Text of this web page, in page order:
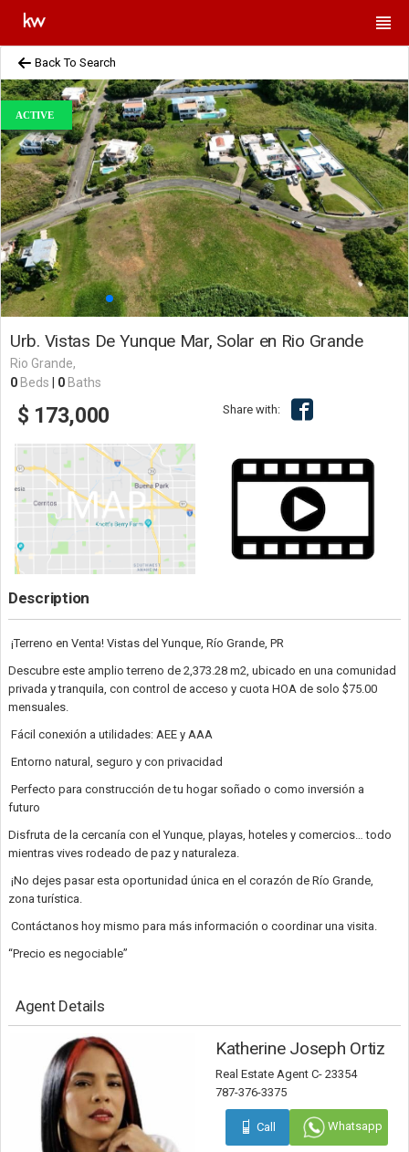
Back To Search
ACTIVE
Urb. Vistas De Yunque Mar, Solar en Rio Grande
Rio Grande,
0 Beds 0 Baths
$ 173,000 Share with:
Description
¡Terreno en Venta! Vistas del Yunque, Río Grande, PR
Descubre este amplio terreno de 2,373.28 m2, ubicado en una comunidad
privada y tranquila, con control de acceso y cuota HOA de solo $75.00
mensuales.
Fácil conexión a utilidades: AEE y AAA
Entorno natural, seguro y con privacidad
Perfecto para construcción de tu hogar soñado o como inversión a
futuro
Disfruta de la cercanía con el Yunque, playas, hoteles y comercios… todo
mientras vives rodeado de paz y naturaleza.
¡No dejes pasar esta oportunidad única en el corazón de Río Grande,
zona turística.
Contáctanos hoy mismo para más información o coordinar una visita.
“Precio es negociable”
Agent Details
Katherine Joseph Ortiz
Real Estate Agent C- 23354
787-376-3375
Call Whatsapp